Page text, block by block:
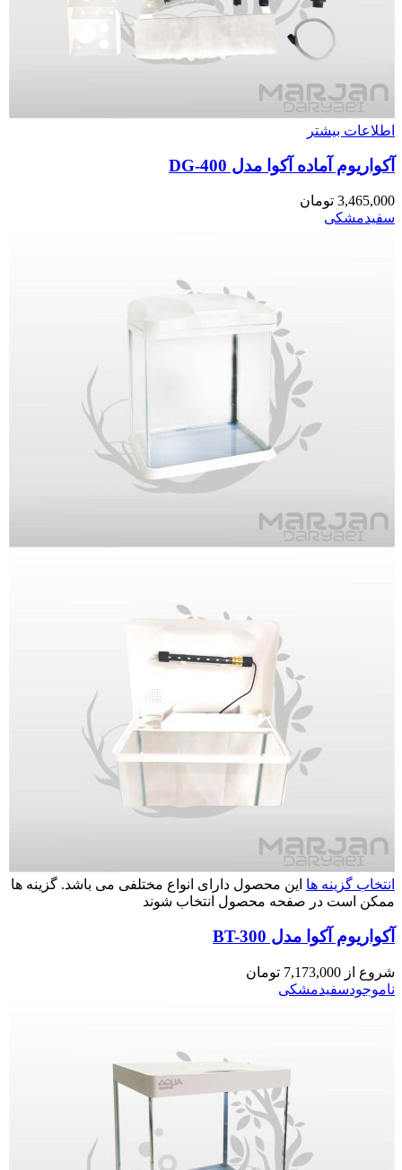
اطلاعات بیشتر
آکواریوم آماده آکوا مدل DG-400
3,465,000 تومان
سفیدمشکی
انتخاب گزینه ها این محصول دارای انواع مختلفی می باشد. گزینه ها
ممکن است در صفحه محصول انتخاب شوند
آکواریوم آکوا مدل BT-300
شروع از 7,173,000 تومان
ناموجودسفیدمشکی